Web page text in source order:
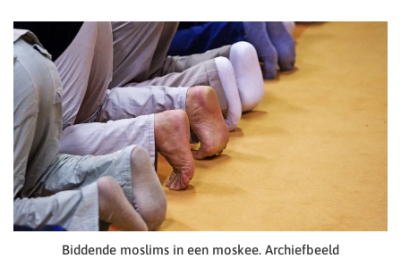
Biddende moslims in een moskee. Archiefbeeld